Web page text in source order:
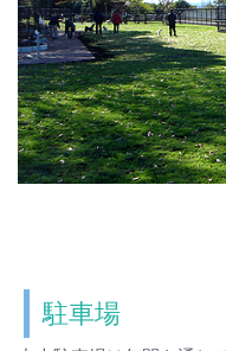
駐車場